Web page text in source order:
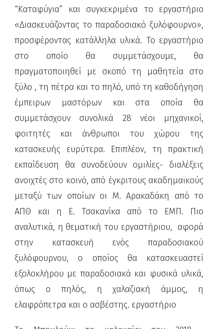
“Καταφύγια” και συγκεκριμένα το εργαστήριο
«Διασκευάζοντας το παραδοσιακό ξυλόφουρνο»,
προσφέροντας κατάλληλα υλικά. Το εργαστήριο
στο οποίο θα συμμετάσχουμε, θα
πραγματοποιηθεί με σκοπό τη μαθητεία στο
ξύλο , τη πέτρα και το πηλό, υπό τη καθοδήγηση
έμπειρων μαστόρων και στα οποία θα
συμμετάσχουν συνολικά 28 νέοι μηχανικοί,
φοιτητές και άνθρωποι του χώρου της
κατασκευής ευρύτερα. Επιπλέον, τη πρακτική
εκπαίδευση θα συνοδεύουν ομιλίες- διαλέξεις
ανοιχτές στο κοινό, από έγκριτους ακαδημαϊκούς
μεταξύ των οποίων οι Μ. Αρακαδάκη από το
ΑΠΘ και η Ε. Τσακανίκα από το ΕΜΠ. Πιο
αναλυτικά, η θεματική του εργαστήριου, αφορά
στην κατασκευή ενός παραδοσιακού
ξυλόφουρνου, ο οποίος θα κατασκευαστεί
εξολοκλήρου με παραδοσιακά και φυσικά υλικά,
όπως ο πηλός, η χαλαζιακή άμμος, η
ελαφρόπετρα και ο ασβέστης. εργαστήριο